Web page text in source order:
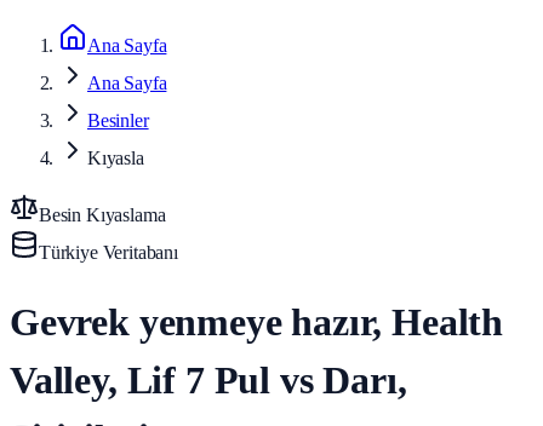
Ana Sayfa
Ana Sayfa
Besinler
Kıyasla
Besin Kıyaslama
Türkiye Veritabanı
Gevrek yenmeye hazır, Health
Valley, Lif 7 Pul vs Darı,